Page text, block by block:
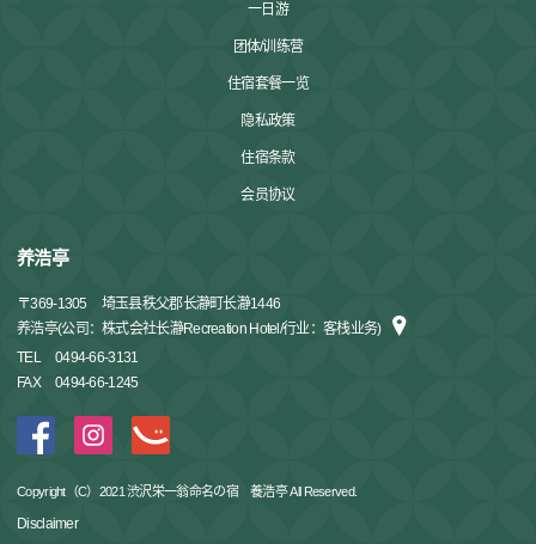
一日游
团体/训练营
住宿套餐一览
隐私政策
住宿条款
会员协议
养浩亭
〒369-1305
埼玉县秩父郡长瀞町长瀞1446
养浩亭(公司：株式会社长瀞Recreation Hotel/行业：客栈业务)
TEL
0494-66-3131
FAX
0494-66-1245
Copyright（C）2021 渋沢栄一翁命名の宿 養浩亭 All Reserved.
Disclaimer